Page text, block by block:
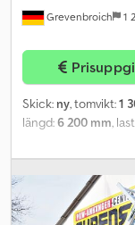
Grevenbroich 1
Skick: ny, tomvikt:1
längd:6 200 mm,
en tid för visning på
trailershop. MÅN -
runt via vår